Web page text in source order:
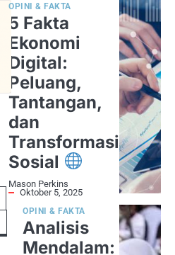
5 Fakta
Ekonomi
Digital:
Peluang,
Tantangan,
dan
Transformasi
Sosial
OPINI & FAKTA
Mason Perkins
Oktober 5, 2025
Analisis
Mendalam:
OPINI & FAKTA